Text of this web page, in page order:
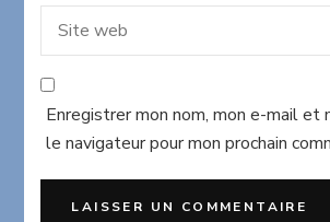
Enregistrer mon nom, mon e-mail et
le navigateur pour mon prochain